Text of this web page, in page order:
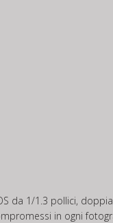
da 1/1.3 pollici,
in ogni